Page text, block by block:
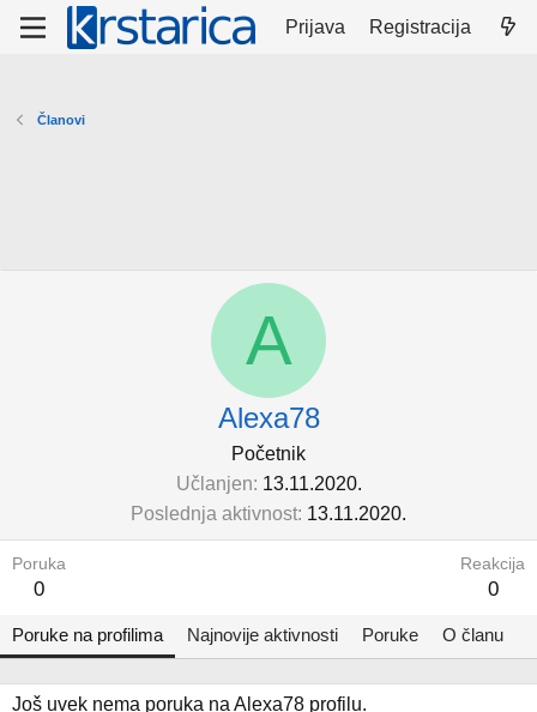
Prijava Registracija
Članovi
A
Alexa78
Početnik
Učlanjen 13.11.2020.
Poslednja aktivnost 13.11.2020.
Poruka
0
Reakcija
0
Poruke na profilima Najnovije aktivnosti Poruke O članu
Još uvek nema poruka na Alexa78 profilu.